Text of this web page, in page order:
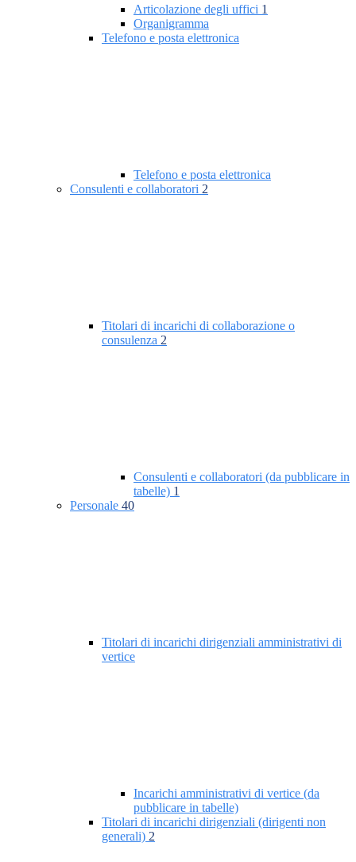
Articolazione degli uffici 1
Organigramma
Telefono e posta elettronica
Telefono e posta elettronica
Consulenti e collaboratori 2
Titolari di incarichi di collaborazione o
consulenza 2
Consulenti e collaboratori (da pubblicare in
tabelle) 1
Personale 40
Titolari di incarichi dirigenziali amministrativi di
vertice
Incarichi amministrativi di vertice (da
pubblicare in tabelle)
Titolari di incarichi dirigenziali (dirigenti non
generali) 2